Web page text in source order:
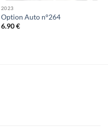
2023
Option Auto n°264
6.90€